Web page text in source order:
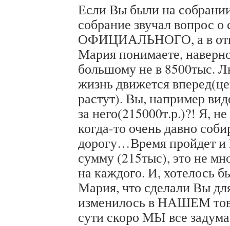
Если Вы были на
собрание звучал вопрос о
ОФИЦИАЛЬНОГО, а в
Мария понимаете,
большому не в 8500тыс.
жизнь движется
растут). Вы, например
за него(215000т.р.)?! Я,
когда-то очень давно
дорогу…Время пройдет
сумму (215тыс), это не
на каждого. И, хотелось
Мария, что сделали Вы
изменилось в НАШЕМ
сути скоро МЫ все